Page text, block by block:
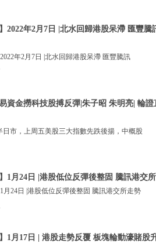
2022年2月7日 |北水回歸港股呆滯 匯豐騰
2022年2月7日 |北水回歸港股呆滯 匯豐騰訊
資金撈科技股搏反彈|朱子昭 朱明亮| 輪證
日市，上周五美股三大指數先跌後揚，中概股
】1月24日 |港股低位反彈後整固 騰訊港交
1月24日 |港股低位反彈後整固 騰訊港交所走勢
】1月17日 | 港股走勢反覆 板塊輪動濠賭股